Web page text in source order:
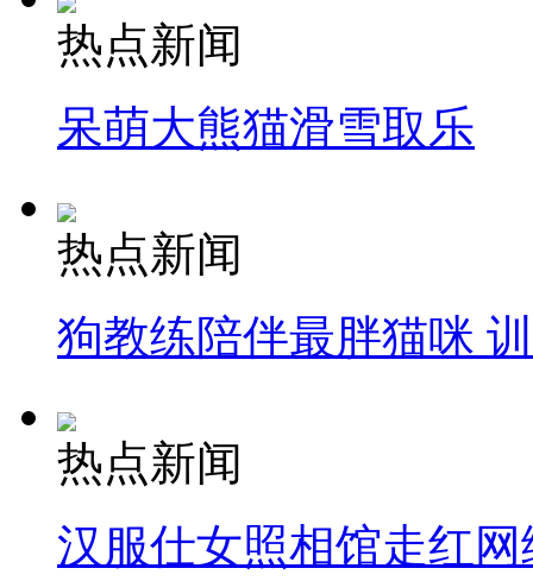
热点新闻
呆萌大熊猫滑雪取乐
热点新闻
狗教练陪伴最胖猫咪
热点新闻
汉服仕女照相馆走红网